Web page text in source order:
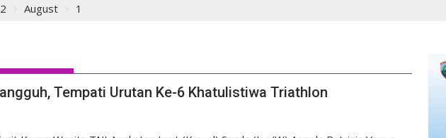
August 1
Tempati Urutan Ke-6 Khatulistiwa Triathlon